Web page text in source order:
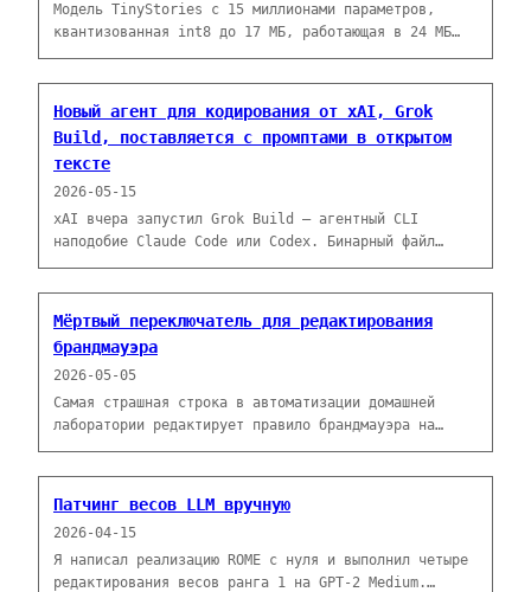
Модель TinyStories с 15 миллионами параметров,
квантизованная int8 до 17 МБ, работающая в 24 МБ
кучи на портативной консоли MIPS с частотой 333 МГц
Новый агент для кодирования от xAI, Grok
Build, поставляется с промптами в открытом
тексте
2026-05-15
xAI вчера запустил Grok Build — агентный CLI
наподобие Claude Code или Codex. Бинарный файл
размером 100 МБ оказался Rust ELF, который
виде строковых констант в открытом тексте.
Единственные нужные инструменты — tr и grep.
Мёртвый переключатель для редактирования
брандмауэра
2026-05-05
Самая страшная строка в автоматизации домашней
лаборатории редактирует правило брандмауэра на
маршрутизаторе, к которому вы подключены по SSH.
systemd, если я не подтвержу изменение.
Патчинг весов LLM вручную
2026-04-15
Я написал реализацию ROME с нуля и выполнил четыре
редактирования весов ранга 1 на GPT-2 Medium.